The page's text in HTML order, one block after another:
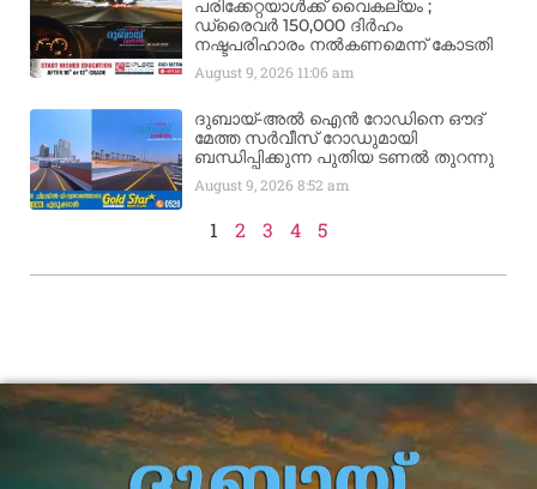
പരിക്കേറ്റയാൾക്ക് വൈകല്യം ;
ഡ്രൈവർ 150,000 ദിർഹം
നഷ്ടപരിഹാരം നൽകണമെന്ന് കോടതി
August 9, 2026 11:06 am
ദുബായ്-അൽ ഐൻ റോഡിനെ ഔദ്
മേത്ത സർവീസ് റോഡുമായി
ബന്ധിപ്പിക്കുന്ന പുതിയ ടണൽ തുറന്നു
August 9, 20268:52 am
1 2 3 4 5